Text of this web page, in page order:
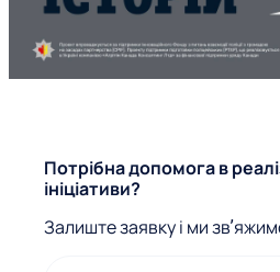
Ф
о
р
Потрібна допомога в
ініціативи?
Залиште заявку і ми